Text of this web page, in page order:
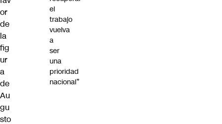
or
de
la
fig
ur
a
de
Au
gu
sto
el
trabajo
vuelva
a
ser
una
prioridad
nacional”